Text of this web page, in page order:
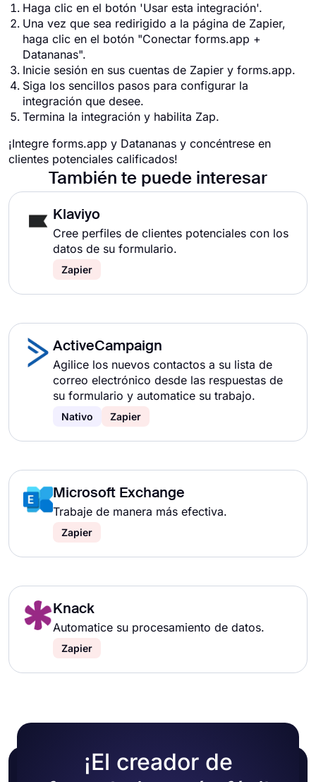
Haga clic en el botón 'Usar esta integración'.
Una vez que sea redirigido a la página de Zapier,
haga clic en el botón "Conectar forms.app +
Datananas".
Inicie sesión en sus cuentas de Zapier y forms.app.
Siga los sencillos pasos para configurar la
integración que desee.
Termina la integración y habilita Zap.
¡Integre forms.app y Datananas y concéntrese en
clientes potenciales calificados!
También te puede interesar
Klaviyo
Cree perfiles de clientes potenciales con los
datos de su formulario.
Zapier
ActiveCampaign
Agilice los nuevos contactos a su lista de
correo electrónico desde las respuestas de
su formulario y automatice su trabajo.
Nativo Zapier
Microsoft Exchange
Trabaje de manera más efectiva.
Zapier
Knack
Automatice su procesamiento de datos.
Zapier
¡El creador de